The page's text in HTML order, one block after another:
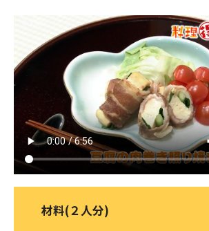
試写会・プレゼント
ＹＢＣオンデマンド
やまがた情熱市場
材料(２人分)